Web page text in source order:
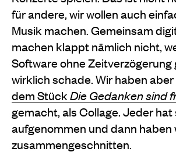
für andere, wir wollen auch
Musik machen. Gemeinsam
machen klappt nämlich nicht,
Software ohne Zeitverzögerung
wirklich schade. Wir haben aber
dem StückDie Gedanken sind
gemacht, als Collage. Jeder
aufgenommen und dann haben
zusammengeschnitten.